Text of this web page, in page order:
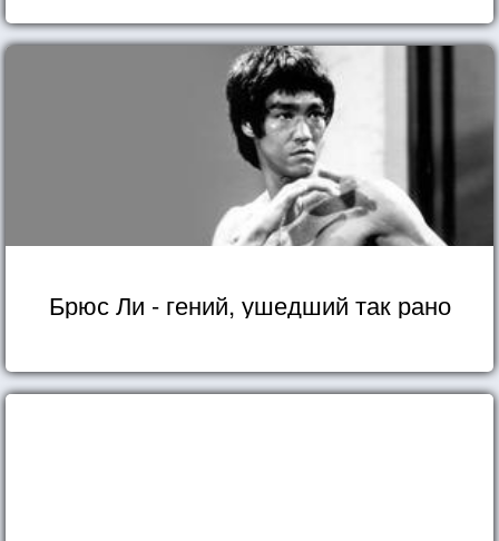
Брюс Ли - гений, ушедший так рано